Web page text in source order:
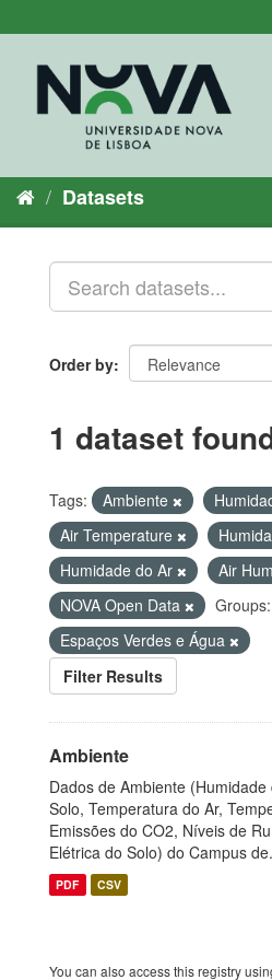
to
Datasets
Order by
1 dataset
Tags: Ambiente
Air Temperature
Humidade do Ar
Air
NOVA Open Data
Groups:
Espaços Verdes e Água
Filter Results
Ambiente
Dados de Ambiente
Solo, Temperatura do Ar,
Emissões do CO2, Níveis de
Elétrica do Solo) do Campus
PDF CSV
You can also access this registry